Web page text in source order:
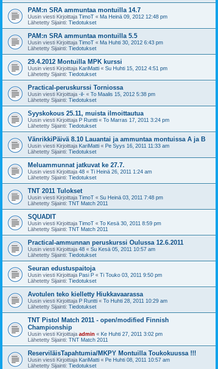
PAM:n SRA ammuntaa montuilla 14.7
Uusin viesti Kirjoittaja TimoT « Ma Heinä 09, 2012 12:48 pm
Lähetetty Sijainti: Tiedotukset
PAM:n SRA ammuntaa montuilla 5.5
Uusin viesti Kirjoittaja TimoT « Ma Huhti 30, 2012 6:43 pm
Lähetetty Sijainti: Tiedotukset
29.4.2012 Montuilla MPK kurssi
Uusin viesti Kirjoittaja KariMatti « Su Huhti 15, 2012 4:51 pm
Lähetetty Sijainti: Tiedotukset
Practical-peruskurssi Torniossa
Uusin viesti Kirjoittaja -il- « To Maalis 15, 2012 5:38 pm
Lähetetty Sijainti: Tiedotukset
Syyskokous 25.11, muista ilmoittautua
Uusin viesti Kirjoittaja P Runtti « To Marras 17, 2011 3:24 pm
Lähetetty Sijainti: Tiedotukset
VänrikkiPäivä 8.10 Lauantai ja ammuntaa montuissa A ja B
Uusin viesti Kirjoittaja KariMatti « Pe Syys 16, 2011 11:33 am
Lähetetty Sijainti: Tiedotukset
Meluammunnat jatkuvat ke 27.7.
Uusin viesti Kirjoittaja 48 « Ti Heinä 26, 2011 1:24 am
Lähetetty Sijainti: Tiedotukset
TNT 2011 Tulokset
Uusin viesti Kirjoittaja TimoT « Su Heinä 03, 2011 7:48 pm
Lähetetty Sijainti: TNT Match 2011
SQUADIT
Uusin viesti Kirjoittaja TimoT « To Kesä 30, 2011 8:59 pm
Lähetetty Sijainti: TNT Match 2011
Practical-ammunnan peruskurssi Oulussa 12.6.2011
Uusin viesti Kirjoittaja 48 « Su Kesä 05, 2011 10:57 am
Lähetetty Sijainti: Tiedotukset
Seuran edustuspaitoja
Uusin viesti Kirjoittaja Pasi P « Ti Touko 03, 2011 9:50 pm
Lähetetty Sijainti: Tiedotukset
Avotulen teko kielletty Hiukkavaarassa
Uusin viesti Kirjoittaja P Runtti « To Huhti 28, 2011 10:29 am
Lähetetty Sijainti: Tiedotukset
TNT Pistol Match 2011 - open/modified Finnish
Championship
Uusin viesti Kirjoittaja admin « Ke Huhti 27, 2011 3:02 pm
Lähetetty Sijainti: TNT Match 2011
ReserviläisTapahtumia/MKPY Montuilla Toukokuussa !!!
Uusin viesti Kirjoittaja KariMatti « Pe Huhti 08, 2011 10:57 am
Lähetetty Sijainti: Tiedotukset